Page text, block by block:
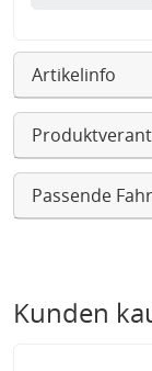
Artikelinfo
Passende
Kunden